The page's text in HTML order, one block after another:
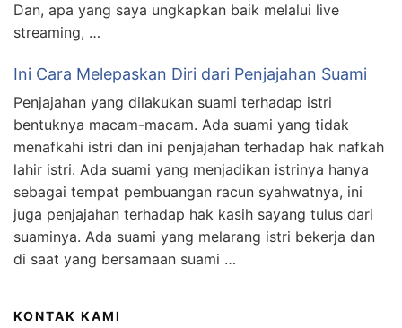
Dan, apa yang saya ungkapkan baik melalui live
streaming, …
Ini Cara Melepaskan Diri dari Penjajahan Suami
Penjajahan yang dilakukan suami terhadap istri
bentuknya macam-macam. Ada suami yang tidak
menafkahi istri dan ini penjajahan terhadap hak nafkah
lahir istri. Ada suami yang menjadikan istrinya hanya
sebagai tempat pembuangan racun syahwatnya, ini
juga penjajahan terhadap hak kasih sayang tulus dari
suaminya. Ada suami yang melarang istri bekerja dan
di saat yang bersamaan suami …
KONTAK KAMI